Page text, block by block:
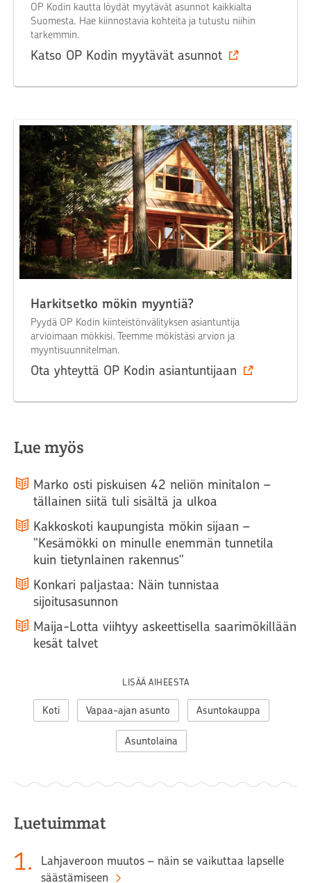
OP Kodin kautta löydät myytävät asunnot kaikkialta
Suomesta. Hae kiinnostavia kohteita ja tutustu niihin
tarkemmin.
Katso OP Kodin myytävät asunnot
Harkitsetko mökin myyntiä?
Pyydä OP Kodin kiinteistönvälityksen asiantuntija
arvioimaan mökkisi. Teemme mökistäsi arvion ja
myyntisuunnitelman.
Ota yhteyttä OP Kodin asiantuntijaan
Lue myös
Marko osti piskuisen 42 neliön minitalon –
tällainen siitä tuli sisältä ja ulkoa
Kakkoskoti kaupungista mökin sijaan –
"Kesämökki on minulle enemmän tunnetila
kuin tietynlainen rakennus"
Konkari paljastaa: Näin tunnistaa
sijoitusasunnon
Maija-Lotta viihtyy askeettisella saarimökillään
kesät talvet
LISÄÄ AIHEESTA
Koti Vapaa-ajan asunto Asuntokauppa
Asuntolaina
Luetuimmat
1.
Lahjaveroon muutos – näin se vaikuttaa lapselle
säästämiseen